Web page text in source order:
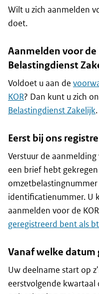
Wilt u zich aanmelden
doet.
Aanmelden voor de
Belastingdienst
Voldoet u aan de
KOR? Dan kunt u zich
Belastingdienst Zakelijk.
Eerst bij ons
Verstuur de aanmelding
een brief hebt
identificatienummer. U
aanmelden voor de
geregistreerd bent als
Vanaf welke datum
Uw deelname start op
eerstvolgende